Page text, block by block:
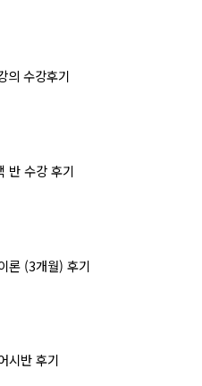
의 수강후기
반 수강 후기
론 (3개월) 후기
시반 후기